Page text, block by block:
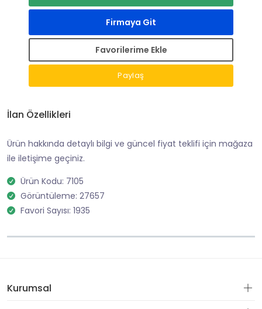
Firmaya Git
Favorilerime Ekle
Paylaş
İlan Özellikleri
Ürün hakkında detaylı bilgi ve güncel fiyat teklifi için mağaza
ile iletişime geçiniz.
Ürün Kodu: 7105
Görüntüleme: 27657
Favori Sayısı: 1935
Kurumsal